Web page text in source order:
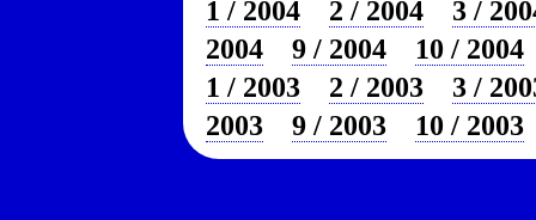
1 / 2004 2 / 2004
3 /
2004
9 / 2004
10 / 2004
1 / 2003
2 / 2003
3 /
2003
9 / 2003 10 / 2003